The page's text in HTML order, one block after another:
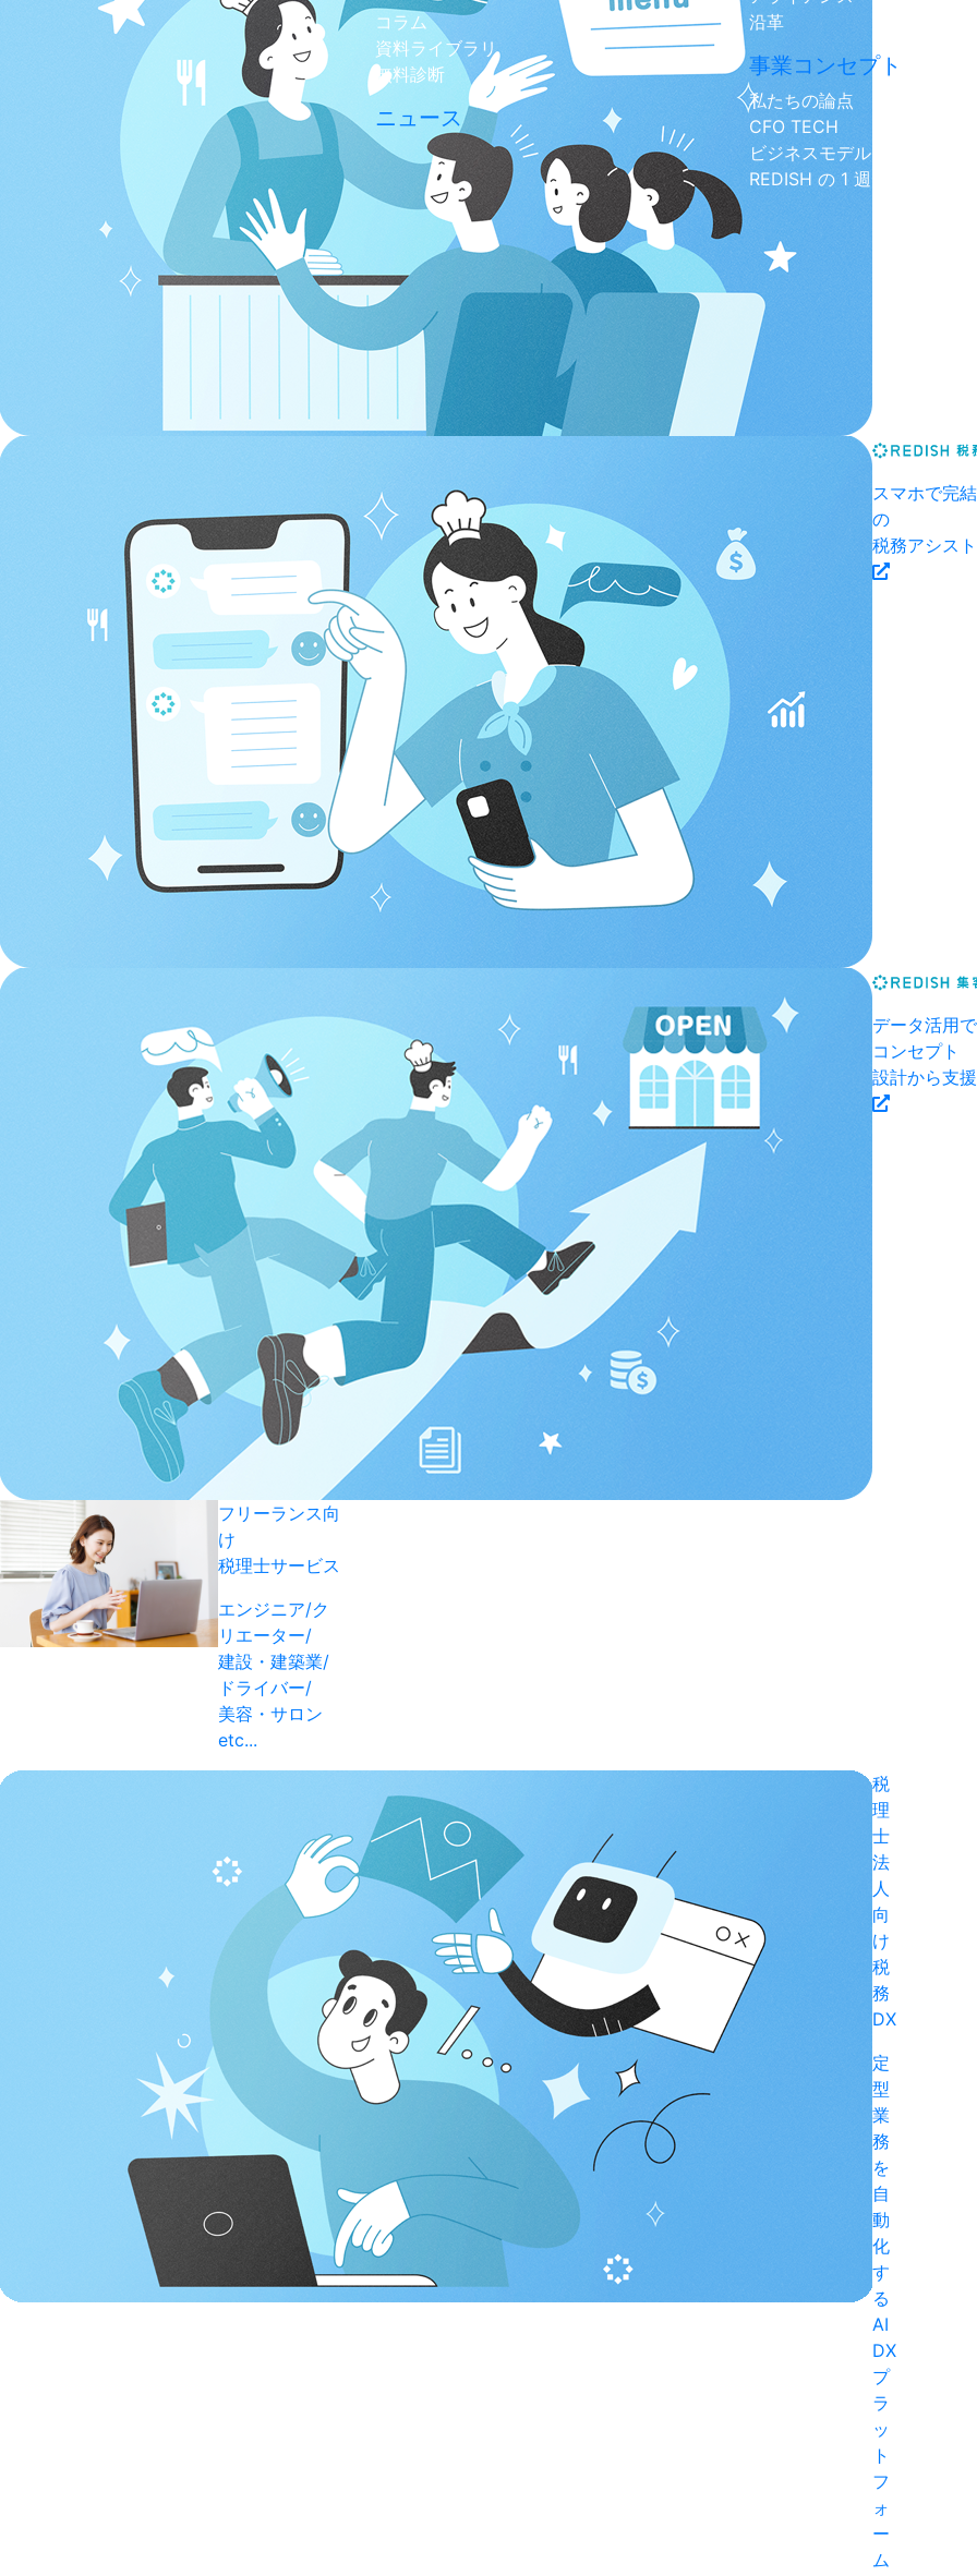
スマホで完結
の
税務アシスト
データ活用で
コンセプト
設計から支援
フリーランス向
け
税理士サービス
エンジニア/ク
リエーター/
建設・建築業/
ドライバー/
美容・サロン
etc...
税
理
士
法
人
向
け
税
務
DX
定
型
業
務
を
自
動
化
す
る
AI
DX
プ
ラ
ッ
ト
フ
ォ
ー
ム
コラム
資料ライブラリ
無料診断
ニュース
沿革
事業コンセプト
私たちの論点
CFO TECH
ビジネスモデル
REDISH の 1 週間